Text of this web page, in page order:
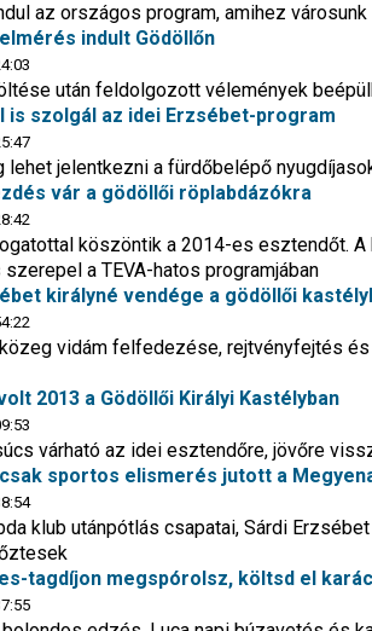
az országos program, amihez
indult Gödöllőn
után feldolgozott vélemények
is szolgál az idei Erzsébet-program
lehet jelentkezni a fürdőbelépő
vár a gödöllői röplabdázókra
köszöntik a 2014-es esztendőt.
a TEVA-hatos programjában
királyné vendége a gödöllői
vidám felfedezése, rejtvényfejtés
2013 a Gödöllői Királyi Kastélyban
várható az idei esztendőre, jövőre
sportos elismerés jutott a
klub utánpótlás csapatai, Sárdi
tagdíjon megspórolsz, költsd el